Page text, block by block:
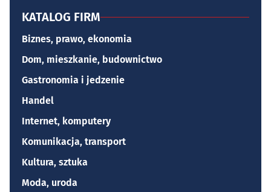
KATALOG FIRM
Biznes, prawo, ekonomia
Dom, mieszkanie, budownictwo
Gastronomia i jedzenie
Handel
Internet, komputery
Komunikacja, transport
Kultura, sztuka
Moda, uroda